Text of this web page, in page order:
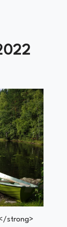
strong>